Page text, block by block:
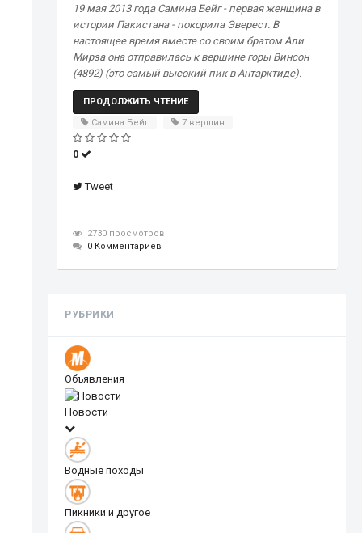
19 мая 2013 года Самина Бейг - первая женщина в
истории Пакистана - покорила Эверест. В
настоящее время вместе со своим братом Али
Мирза она отправилась к вершине горы Винсон
(4892) (это самый высокий пик в Антарктиде).
ПРОДОЛЖИТЬ ЧТЕНИЕ
Самина Бейг
7 вершин
0
Tweet
2730 просмотров
0 Комментариев
РУБРИКИ
Объявления
Новости
Водные походы
Пикники и другое